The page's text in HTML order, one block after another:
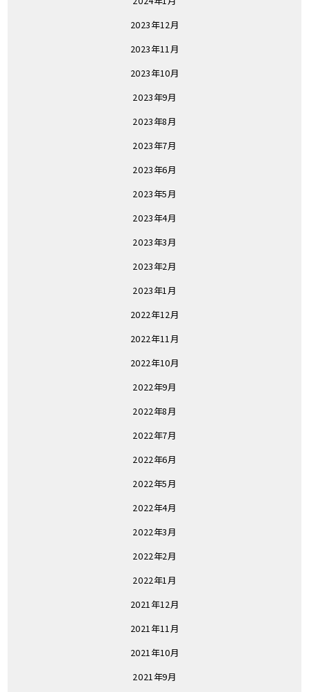
2023年12月
2023年11月
2023年10月
2023年9月
2023年8月
2023年7月
2023年6月
2023年5月
2023年4月
2023年3月
2023年2月
2023年1月
2022年12月
2022年11月
2022年10月
2022年9月
2022年8月
2022年7月
2022年6月
2022年5月
2022年4月
2022年3月
2022年2月
2022年1月
2021年12月
2021年11月
2021年10月
2021年9月